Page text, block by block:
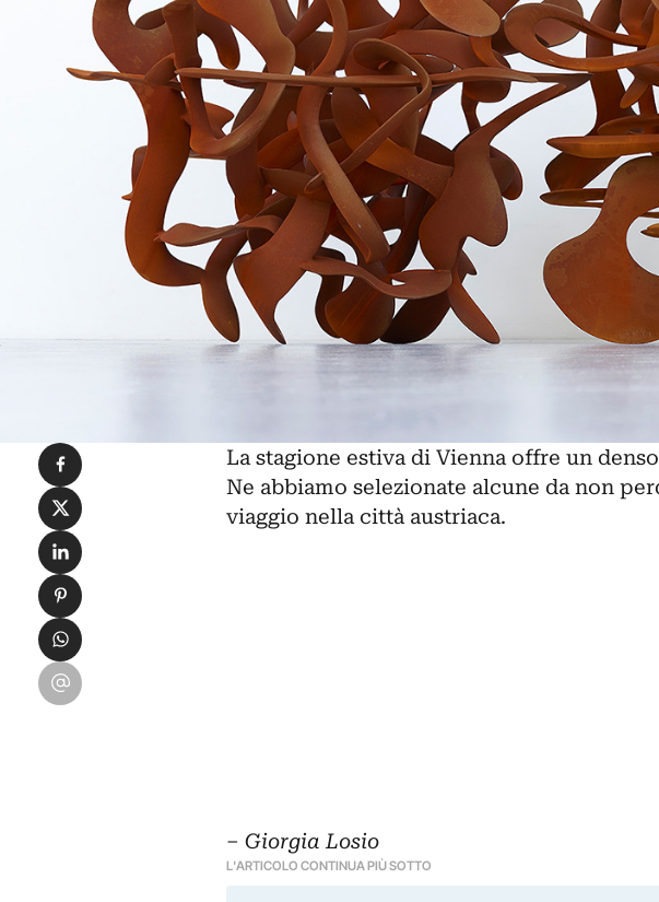
La stagione estiva di Viennaoffre un
Ne abbiamo selezionate alcune da non
viaggio nella città austriaca.
‒ Giorgia Losio
L'ARTICOLO CONTINUA PIÙ SOTTO
Condividi su Facebook
Condividi su X
Condividi su LinkedIn
Condividi su Pinterest
Condividi su WhatsApp
Condividi su Email